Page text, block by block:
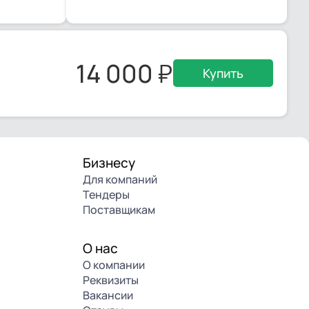
14 000 Купить
Бизнесу
Для компаний
Тендеры
Поставщикам
О нас
О компании
Реквизиты
Вакансии